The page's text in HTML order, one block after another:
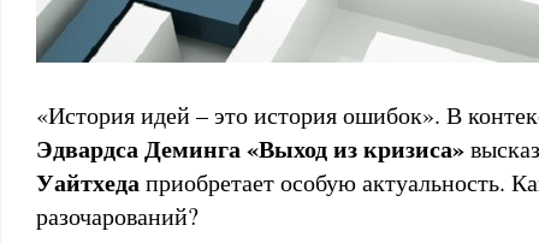
«История идей – это история ошибок». В
Эдвардса Деминга «Выход из кризиса»
Уайтхедаприобретает особую актуальность.
разочарований?